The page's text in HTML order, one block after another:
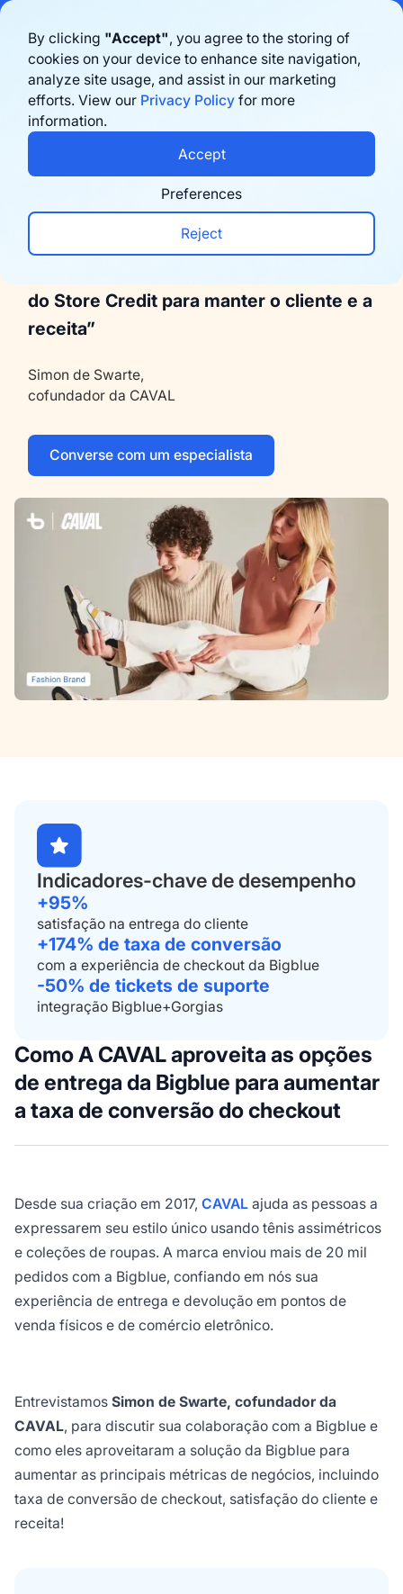
By clicking "Accept", you agree to the storing of
cookies on your device to enhance site navigation,
analyze site usage, and assist in our marketing
efforts. View our Privacy Policy for more
information.
Preferences
Reject
Accept
Benelux in 2026. Learn morehere
Agende uma demonstração
Back
“Os reembolsos costumavam ser
assustadores se você vendia no
comércio eletrônico. Com a Bigblue,
do Store Credit para manter o cliente e a
receita”
Simon de Swarte,
cofundador da CAVAL
Converse com um especialista
Indicadores-chave de desempenho
+95%
satisfação na entrega do cliente
+174% de taxa de conversão
com a experiência de checkout da Bigblue
-50% de tickets de suporte
integração Bigblue+Gorgias
ComoA CAVAL aproveita as opções
de entrega da Bigblue para aumentar
a taxa de conversão do checkout
Desde sua criação em 2017, CAVALajuda as pessoas a
expressarem seu estilo único usando tênis assimétricos
e coleções de roupas. A marca enviou mais de 20 mil
pedidos com a Bigblue, confiando em nós sua
experiência de entrega e devolução em pontos de
venda físicos e de comércio eletrônico.
Entrevistamos Simon de Swarte, cofundador da
CAVAL, para discutir sua colaboração com a Bigblue e
como eles aproveitaram a solução da Bigblue para
aumentar as principais métricas de negócios, incluindo
taxa de conversão de checkout, satisfação do cliente e
receita!